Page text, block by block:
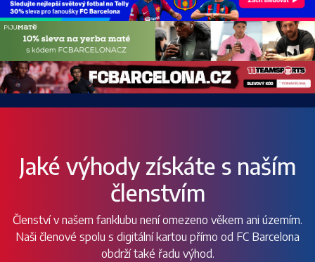
Jaké výhody získáte s naším
členstvím
Členství v našem fanklubu není omezeno věkem ani územím.
Naši členové spolu s digitální kartou přímo od FC Barcelona
obdrží také řadu výhod.